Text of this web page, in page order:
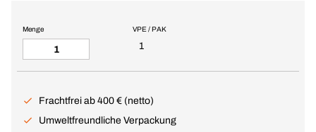
VPE / PAK
1
Menge
Frachtfrei ab 400 € (netto)
Umweltfreundliche Verpackung